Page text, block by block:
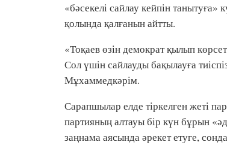
«бәсекелі сайлау кейпін
қолында қалғанын айтты.
«Тоқаев өзін демократ қылып
Сол үшін сайлауды бақылауға
Мұхаммедкәрім.
Сарапшылар елде тіркелген жеті
партияның алтауы бір күн бұрын
заңнама аясында әрекет етуге,